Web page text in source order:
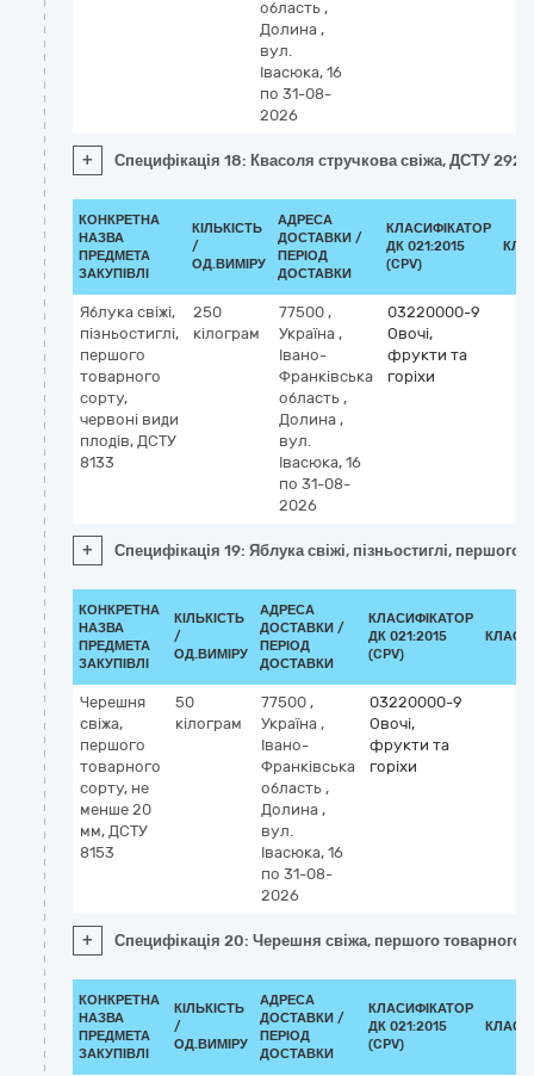
область ,
Долина ,
вул.
Івасюка, 16
по 31-08-
2026
+ Специфікація 18: Квасоля стручкова свіжа, ДСТУ 292
КОНКРЕТНА
НАЗВА
ПРЕДМЕТА
ЗАКУПІВЛІ
КІЛЬКІСТЬ
/
ОД.ВИМІРУ
АДРЕСА
ДОСТАВКИ /
ПЕРІОД
ДОСТАВКИ
КЛАСИФІКАТОР
ДК 021:2015
(CPV)
Яблука свіжі,
пізньостиглі,
першого
товарного
сорту,
червоні види
плодів, ДСТУ
8133
250
кілограм
77500 ,
Україна ,
Івано-
Франківська
область ,
Долина ,
вул.
Івасюка, 16
по 31-08-
2026
03220000-9
Овочі,
фрукти та
горіхи
+ Специфікація 19: Яблука свіжі, пізньостиглі,
КОНКРЕТНА
НАЗВА
ПРЕДМЕТА
ЗАКУПІВЛІ
КІЛЬКІСТЬ
/
ОД.ВИМІРУ
АДРЕСА
ДОСТАВКИ /
ПЕРІОД
ДОСТАВКИ
КЛАСИФІКАТОР
ДК 021:2015
(CPV)
Черешня
свіжа,
першого
товарного
сорту, не
менше 20
мм, ДСТУ
8153
50
кілограм
77500 ,
Україна ,
Івано-
Франківська
область ,
Долина ,
вул.
Івасюка, 16
по 31-08-
2026
03220000-9
Овочі,
фрукти та
горіхи
+ Специфікація 20: Черешня свіжа, першого
КОНКРЕТНА
НАЗВА
ПРЕДМЕТА
ЗАКУПІВЛІ
КІЛЬКІСТЬ
/
ОД.ВИМІРУ
АДРЕСА
ДОСТАВКИ /
ПЕРІОД
ДОСТАВКИ
КЛАСИФІКАТОР
ДК 021:2015
(CPV)